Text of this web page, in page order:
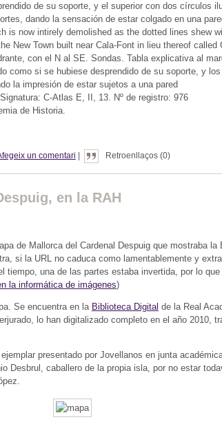
de su soporte, y el superior con dos círculos
dando la sensación de estar colgado en una
is now intirely demolished as the dotted lines shew
New Town built near Cala-Font in lieu thereof called
con el N al SE. Sondas. Tabla explicativa al
como si se hubiese desprendido de su soporte, y
la impresión de estar sujetos a una pared
C-Atlas E, II, 13. Nº de registro: 976
de Historia.
un comentari | Retroenllaços (0)
en la RAH
de Mallorca del Cardenal Despuig que mostraba
si la URL no caduca como lamentablemente y
tiempo, una de las partes estaba invertida, por lo
la informática de imágenes)
Se encuentra en la Biblioteca Digital de la Real
lo han digitalizado completo en el año 2010,
presentado por Jovellanos en junta
Desbrul, caballero de la propia isla, por no estar